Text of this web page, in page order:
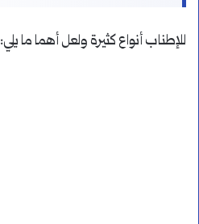
للإطناب أنواع كثيرة ولعل أهما ما يلي: